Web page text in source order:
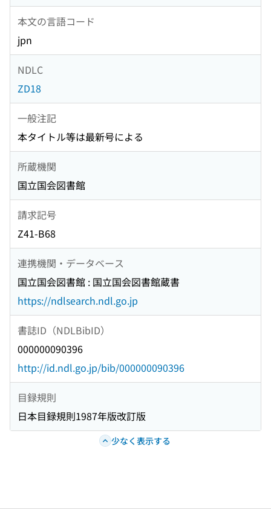
本文の言語コード
jpn
NDLC
ZD18
一般注記
本タイトル等は最新号による
所蔵機関
国立国会図書館
請求記号
Z41-B68
連携機関・データベース
国立国会図書館 : 国立国会図書館蔵書
https://ndlsearch.ndl.go.jp
書誌ID（NDLBibID）
000000090396
http://id.ndl.go.jp/bib/000000090396
目録規則
日本目録規則1987年版改訂版
少なく表示する